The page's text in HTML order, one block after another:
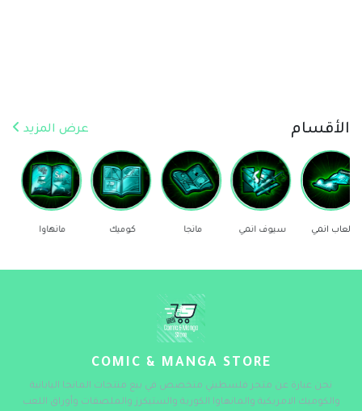
الأقسام عرض المزيد
سيوف انمي مانجا كوميك مانهاوا ستيكرز
COMIC & MANGA STORE
نحن عبارة عن متجر فلسطيني متخصص في بيع منتجات المانجا اليابانية
والكوميك الامريكية والمانهاوا الكورية والستيكرز والملصقات وأوراق اللعب